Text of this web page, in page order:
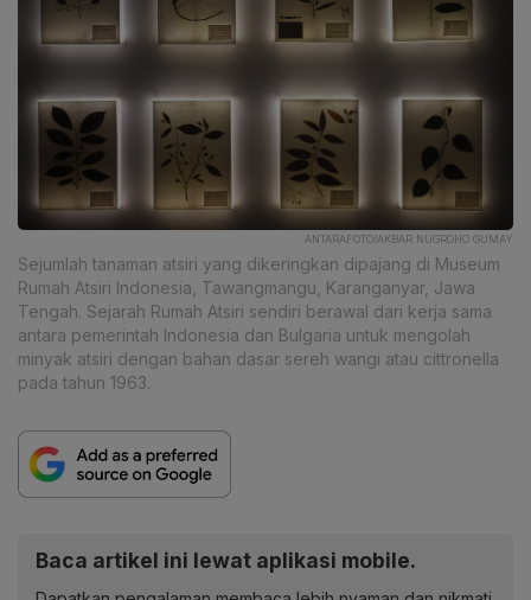
ANTARAFOTO/AKBAR NUGROHO GUMAY
Sejumlah tanaman atsiri yang dikeringkan dipajang di Museum
Rumah Atsiri Indonesia, Tawangmangu, Karanganyar, Jawa
Tengah. Sejarah Rumah Atsiri sendiri berawal dari kerja sama
antara pemerintah Indonesia dan Bulgaria untuk mengolah
minyak atsiri dengan bahan dasar sereh wangi atau cittronella
pada tahun 1963.
Baca artikel ini lewat aplikasi mobile.